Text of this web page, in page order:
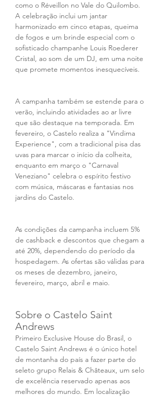
como o Réveillon no Vale do Quilombo.
A celebração inclui um jantar
harmonizado em cinco etapas, queima
de fogos e um brinde especial com o
sofisticado champanhe Louis Roederer
Cristal, ao som de um DJ, em uma noite
que promete momentos inesquecíveis.
A campanha também se estende para o
verão, incluindo atividades ao ar livre
que são destaque na temporada. Em
fevereiro, o Castelo realiza a "Vindima
Experience", com a tradicional pisa das
uvas para marcar o início da colheita,
enquanto em março o "Carnaval
Veneziano" celebra o espírito festivo
com música, máscaras e fantasias nos
jardins do Castelo.
As condições da campanha incluem 5%
de cashback e descontos que chegam a
até 20%, dependendo do período da
hospedagem. As ofertas são válidas para
os meses de dezembro, janeiro,
fevereiro, março, abril e maio.
Sobre o Castelo Saint
Andrews
Primeiro Exclusive House do Brasil, o
Castelo Saint Andrews é o único hotel
de montanha do país a fazer parte do
seleto grupo Relais & Châteaux, um selo
de excelência reservado apenas aos
melhores do mundo. Em localização